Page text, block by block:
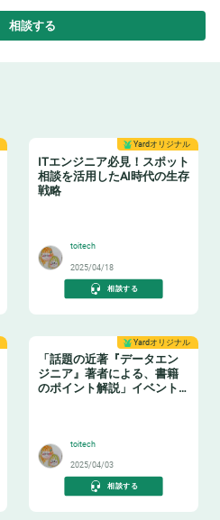
相談する
Yardオリジナル
ITエンジニア必見！スポット
相談を活用したAI時代の生存
戦略
toitech
2025/04/18
相談する
Yardオリジナル
「話題の近著『データエン
ジニア』著者による、書籍
のポイント解説」イベント
toitech
2025/04/03
相談する